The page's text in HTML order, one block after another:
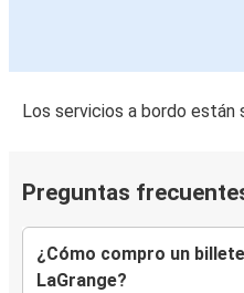
Los servicios a bordo están
Preguntas
¿Cómo compro un
LaGrange?